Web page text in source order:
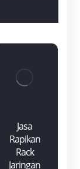
Jasa
Rapikan
Rack
Jaringan